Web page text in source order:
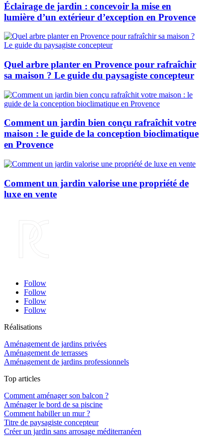
Éclairage de jardin : concevoir la mise en
lumière d’un extérieur d’exception en Provence
Quel arbre planter en Provence pour rafraîchir
sa maison ? Le guide du paysagiste concepteur
Comment un jardin bien conçu rafraîchit votre
maison : le guide de la conception bioclimatique
en Provence
Comment un jardin valorise une propriété de
luxe en vente
Follow
Follow
Follow
Follow
Réalisations
Aménagement de jardins privées
Aménagement de terrasses
Aménagement de jardins professionnels
Top articles
Comment aménager son balcon ?
Aménager le bord de sa piscine
Comment habiller un mur ?
Titre de paysagiste concepteur
Créer un jardin sans arrosage méditerranéen